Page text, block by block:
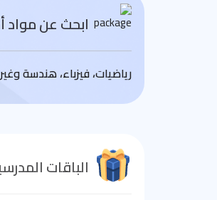
ابحث عن مواد
رياضيات، فيزباء، هندسة
الباقات